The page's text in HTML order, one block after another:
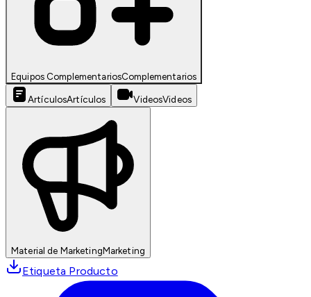
Equipos ComplementariosComplementarios
ArtículosArtículos VideosVideos
Material de MarketingMarketing
Etiqueta Producto